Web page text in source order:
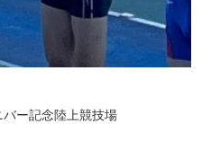
ー記念陸上競技場